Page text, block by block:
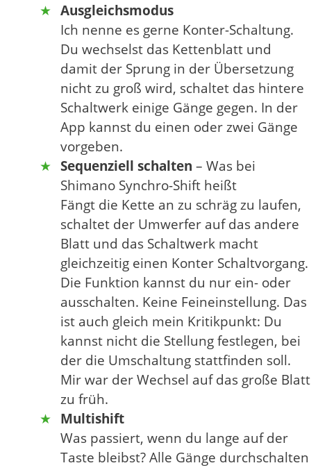
Ausgleichsmodus
Ich nenne es gerne Konter-Schaltung.
Du wechselst das Kettenblatt und
damit der Sprung in der Übersetzung
nicht zu groß wird, schaltet das hintere
Schaltwerk einige Gänge gegen. In der
App kannst du einen oder zwei Gänge
vorgeben.
Sequenziell schalten – Was bei
Shimano Synchro-Shift heißt
Fängt die Kette an zu schräg zu laufen,
schaltet der Umwerfer auf das andere
Blatt und das Schaltwerk macht
gleichzeitig einen Konter Schaltvorgang.
Die Funktion kannst du nur ein- oder
ausschalten. Keine Feineinstellung. Das
ist auch gleich mein Kritikpunkt: Du
kannst nicht die Stellung festlegen, bei
der die Umschaltung stattfinden soll.
Mir war der Wechsel auf das große Blatt
zu früh.
Multishift
Was passiert, wenn du lange auf der
Taste bleibst? Alle Gänge durchschalten